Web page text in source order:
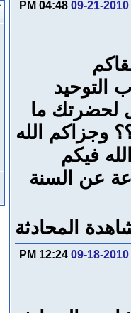
09-21-2010
04:48 PM
التوحيد
لحضرتك ما
وجزاكم الله
فيكم
عن السنة
المحادثة
09-18-2010
12:24 PM